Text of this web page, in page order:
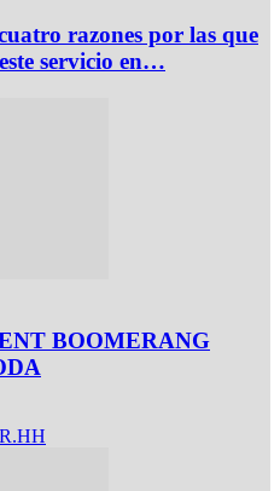
razones por las que
servicio en…
BOOMERANG